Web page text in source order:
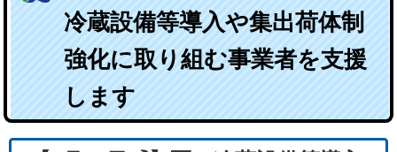
冷蔵設備等導入や集出荷体制
強化に取り組む事業者を支援
します